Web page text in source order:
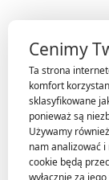
© 2026
Cenimy
Ta strona
komfort
sklasyfikowane
ponieważ są
Używamy
nam analizować
cookie będą
wyłącznie za